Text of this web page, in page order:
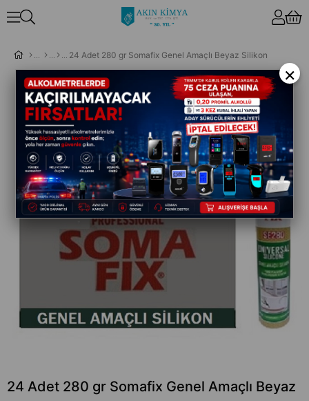
24 Adet 280 gr Somafix Genel Amaçlı Beyaz Silikon
24 Adet 280 gr Somafix Genel Amaçlı Beyaz
×